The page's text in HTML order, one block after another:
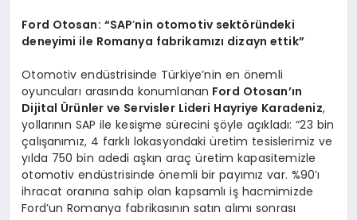
Ford Otosan: “SAP’nin otomotiv sektöründeki
deneyimi ile Romanya fabrikamızı dizayn ettik”
Otomotiv endüstrisinde Türkiye’nin en önemli
oyuncuları arasında konumlanan Ford Otosan’ın
Dijital Ürünler ve Servisler Lideri Hayriye Karadeniz,
yollarının SAP ile kesişme sürecini şöyle açıkladı: “23 bin
çalışanımız, 4 farklı lokasyondaki üretim tesislerimiz ve
yılda 750 bin adedi aşkın araç üretim kapasitemizle
otomotiv endüstrisinde önemli bir payımız var. %90’ı
ihracat oranına sahip olan kapsamlı iş hacmimizde
Ford’un Romanya fabrikasının satın alımı sonrası